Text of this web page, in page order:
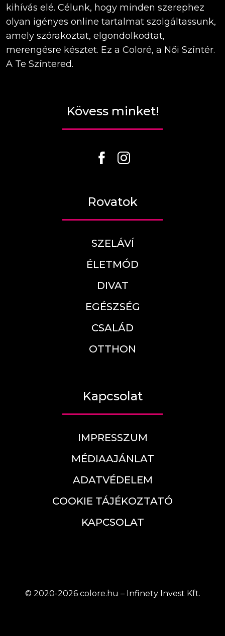
kihívás elé. Célunk, hogy minden szerephez
olyan igényes online tartalmat szolgáltassunk,
amely szórakoztat, elgondolkodtat,
merengésre késztet. Ez a Coloré, a Női Színtér.
A Te Színtered.
Kövess minket!
Rovatok
SZELÁVÍ
ÉLETMÓD
DIVAT
EGÉSZSÉG
CSALÁD
OTTHON
Kapcsolat
IMPRESSZUM
MÉDIAAJÁNLAT
ADATVÉDELEM
COOKIE TÁJÉKOZTATÓ
KAPCSOLAT
© 2020-2026 colore.hu – Infinety Invest Kft.